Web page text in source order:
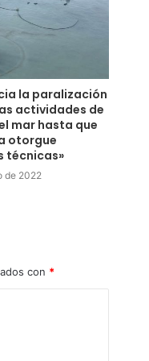
la paralización
actividades de
mar hasta que
otorgue
técnicas»
de 2022
con *